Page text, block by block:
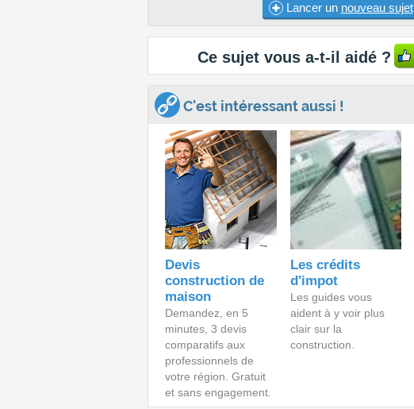
Lancer un nouveau sujet
Ce sujet vous a-t-il aidé ?
C'est intéressant aussi !
Devis
construction de
maison
Demandez, en 5
minutes, 3 devis
comparatifs aux
professionnels de
votre région. Gratuit
et sans engagement.
Les crédits
d'impot
Les guides vous
aident à y voir plus
clair sur la
construction.